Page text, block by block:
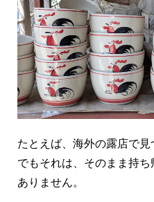
たとえば、海外の露店で見
でもそれは、そのまま持
ありません。